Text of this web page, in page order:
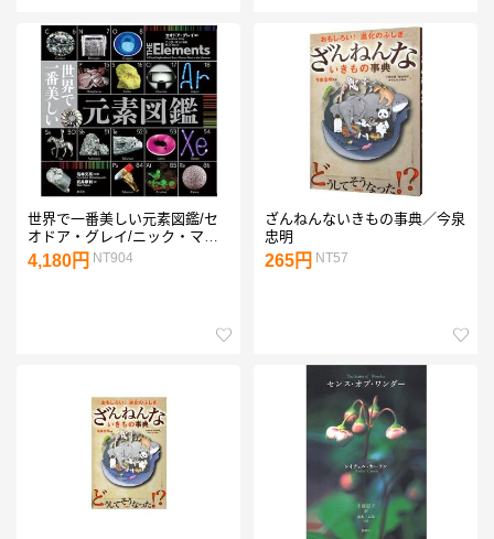
世界で一番美しい元素図鑑/セ
オドア・グレイ/ニック・マン/
若林文高
4,180円 NT904
ざんねんないきもの事典／今泉
忠明
265円 NT57